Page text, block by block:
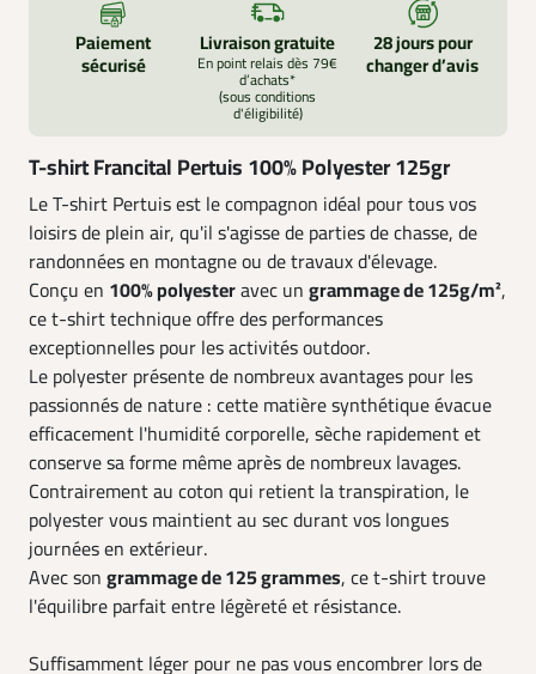
Paiement
sécurisé
Livraison gratuite
En point relais dès 79€
d’achats*
(sous conditions
d'éligibilité)
28 jours pour
changer d’avis
T-shirt Francital Pertuis 100% Polyester 125gr
Le T-shirt Pertuis est le compagnon idéal pour tous vos
loisirs de plein air, qu'il s'agisse de parties de chasse, de
randonnées en montagne ou de travaux d'élevage.
Conçu en 100% polyesteravec un grammage de 125g/m²,
ce t-shirt technique offre des performances
exceptionnelles pour les activités outdoor.
Le polyester présente de nombreux avantages pour les
passionnés de nature : cette matière synthétique évacue
efficacement l'humidité corporelle, sèche rapidement et
conserve sa forme même après de nombreux lavages.
Contrairement au coton qui retient la transpiration, le
polyester vous maintient au sec durant vos longues
journées en extérieur.
Avec son grammage de 125 grammes, ce t-shirt trouve
l'équilibre parfait entre légèreté et résistance.
Suffisamment léger pour ne pas vous encombrer lors de